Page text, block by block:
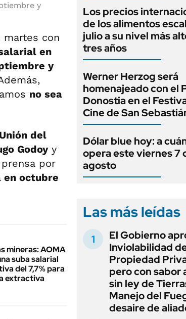
y
martes con
en
y
no sea
Unión del
Godoyy
por
en octubre
mineras: AOMA
suba salarial
del 7,7% para
extractiva
Los precios
de los alimentos
julio a su nivel más
tres años
Werner Herzog será
homenajeado con el
Donostia en el
Cine de San
Dólar blue hoy: a
opera este viernes 7
agosto
Las más leídas
El Gobierno
Inviolabilidad
Propiedad
pero con sabor
sin ley de
Manejo del
desaire de